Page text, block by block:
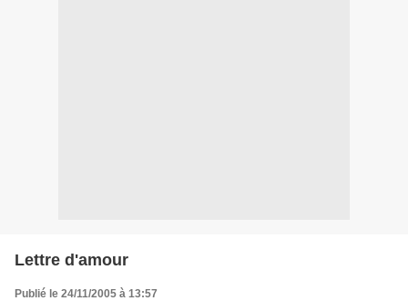
Lettre d'amour
Publié le 24/11/2005 à 13:57